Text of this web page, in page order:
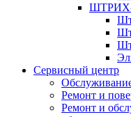
Сервисный центр
Ремонт и
Ремонт и